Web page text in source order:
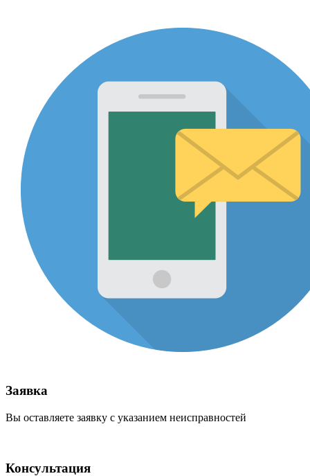
Заявка
Вы оставляете заявку с указанием неисправностей
Консультация